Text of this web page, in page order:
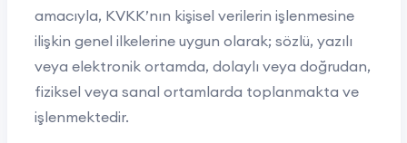
amacıyla, KVKK’nın kişisel verilerin işlenmesine
ilişkin genel ilkelerine uygun olarak; sözlü, yazılı
veya elektronik ortamda, dolaylı veya doğrudan,
fiziksel veya sanal ortamlarda toplanmakta ve
işlenmektedir.